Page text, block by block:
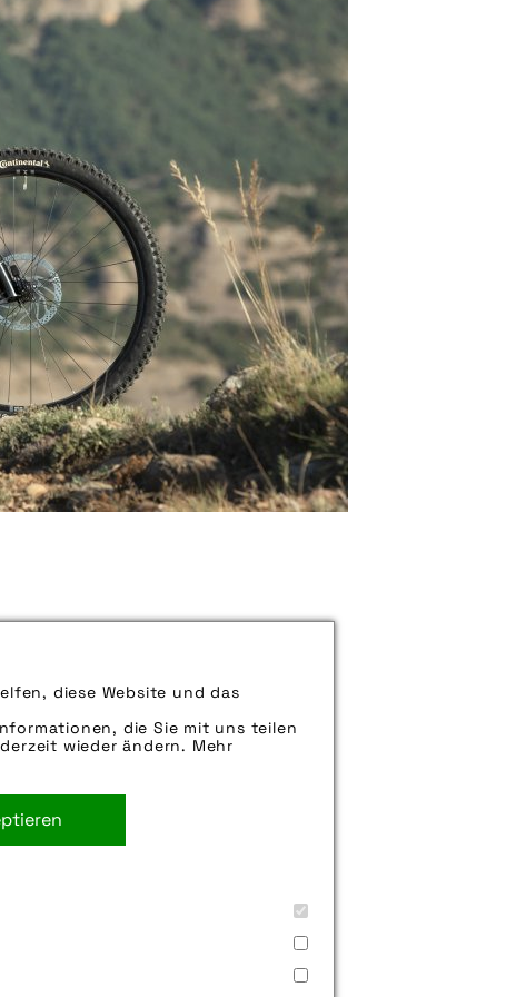
diese Website und das
die Sie mit uns teilen
wieder ändern. Mehr
uns aber gern auch per E-
staiger gmbh